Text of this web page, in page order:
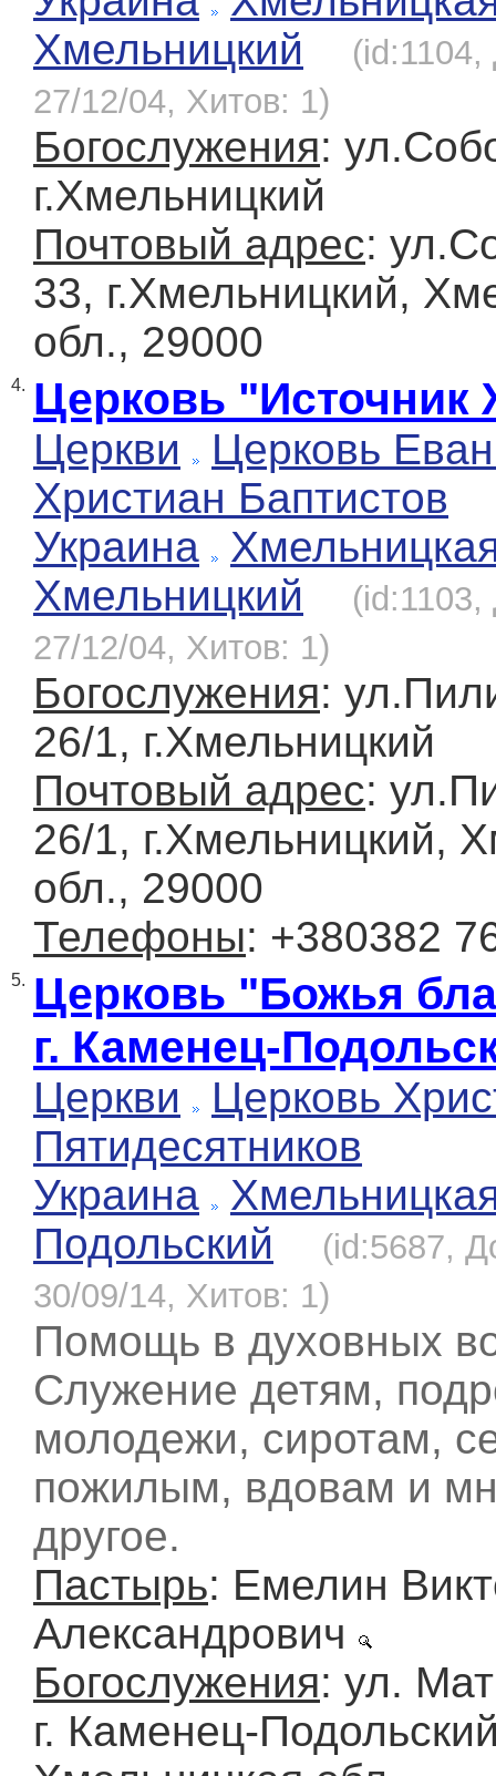
Хмельницкий
27/12/04, Хитов: 1)
Богослужения:
г.Хмельницкий
Почтовый адрес:
33, г.Хмельницкий,
обл., 29000
4. Церковь "Источник
Церкви
Церковь
Христиан Баптистов
Украина
Хмельницкий
27/12/04, Хитов: 1)
Богослужения:
26/1, г.Хмельницкий
Почтовый адрес:
26/1, г.Хмельницкий,
обл., 29000
Телефоны: +380382
5. Церковь "Божья
г. Каменец-
Церкви
Церковь
Пятидесятников
Украина
Подольский
(id:5687,
30/09/14, Хитов: 1)
Помощь в духовных
Служение детям,
молодежи, сиротам,
пожилым, вдовам и
другое.
Пастырь: Емелин
Александрович
Богослужения: ул.
г. Каменец-